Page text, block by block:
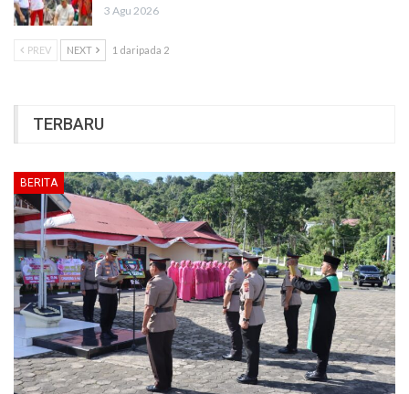
3 Agu 2026
PREV NEXT 1 daripada 2
TERBARU
BERITA